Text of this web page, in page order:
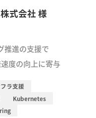
式会社 様
推進の支援で
度の向上に寄与
フラ支援
Kubernetes